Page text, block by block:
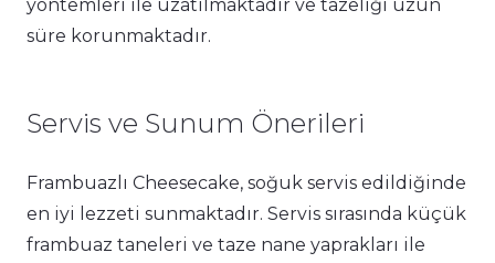
yöntemleri ile uzatılmaktadır ve tazeliği uzun
süre korunmaktadır.
Servis ve Sunum Önerileri
Frambuazlı Cheesecake, soğuk servis edildiğinde
en iyi lezzeti sunmaktadır. Servis sırasında küçük
frambuaz taneleri ve taze nane yaprakları ile